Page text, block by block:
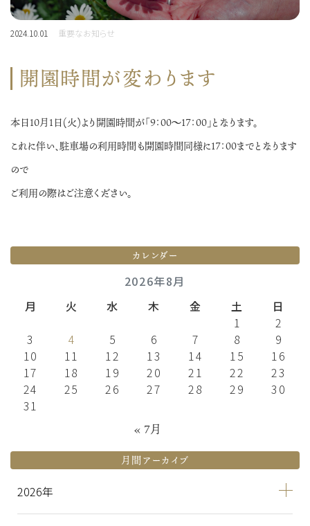
2024.10.01 重要なお知らせ
開園時間が変わります
本日10月1日(火)より開園時間が「９：００～１７：００」となります。
これに伴い、駐車場の利用時間も開園時間同様に１７：００までとなります
ので
ご利用の際はご注意ください。
カレンダー
2026年8月
月
火 水 木 金 土
日
1
2
3
4 5 6 7 8
9
10
11 12 13 14 15
16
17
18 19 20 21 22
23
24
25 26 27 28 29
30
31
« 7月
月間アーカイブ
2026